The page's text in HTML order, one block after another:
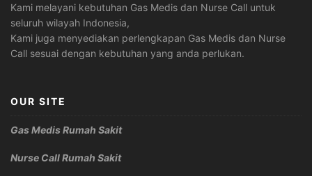
Kami melayani kebutuhan Gas Medis dan Nurse Call untuk
seluruh wilayah Indonesia,
Kami juga menyediakan perlengkapan Gas Medis dan Nurse
Call sesuai dengan kebutuhan yang anda perlukan.
OUR SITE
Gas Medis Rumah Sakit
Nurse Call Rumah Sakit